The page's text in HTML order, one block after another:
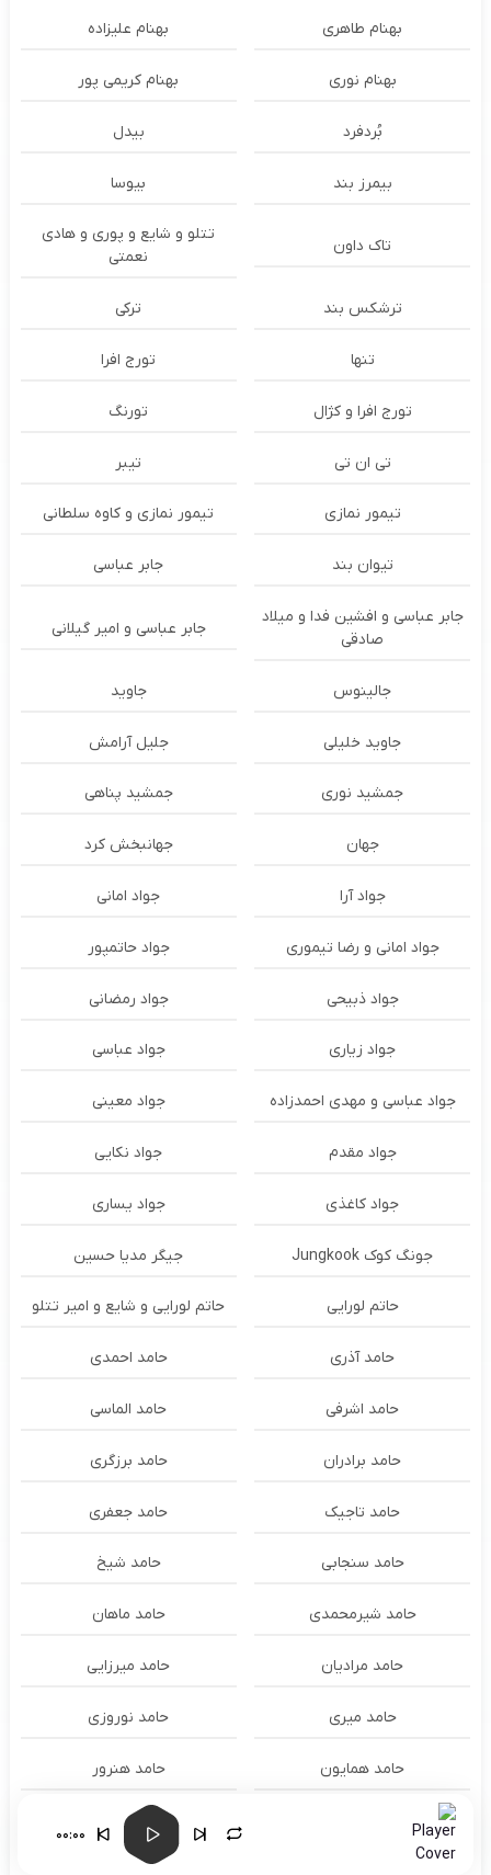
بهنام طاهری بهنام علیزاده
بهنام نوری بهنام کریمی پور
بُردفرد بیدل
بیمرز بند بیوسا
تاک داون
تتلو و شایع و پوری و هادی
نعمتی
ترشكس بند ترکی
تنها تورج افرا
تورج افرا و کژال تورنگ
تی ان تی تیبر
تیمور نمازی تیمور نمازی و کاوه سلطانی
تیوان بند جابر عباسی
جابر عباسی و افشین فدا و میلاد
صادقی
جابر عباسی و امیر گیلانی
جالینوس جاوید
جاوید خلیلی جلیل آرامش
جمشید نوری جمشید پناهی
جهان جهانبخش کرد
جواد آرا جواد امانی
جواد امانی و رضا تیموری جواد حاتمپور
جواد ذبیحی جواد رمضانی
جواد زیاری جواد عباسی
جواد عباسی و مهدی احمدزاده جواد معینی
جواد مقدم جواد نکایی
جواد کاغذی جواد یساری
جونگ کوک Jungkook جیگر مدیا حسین
حاتم لورایی حاتم لورایی و شایع و امیر تتلو
حامد آذری حامد احمدی
حامد اشرفی حامد الماسی
حامد برادران حامد برزگری
حامد تاجیک حامد جعفری
حامد سنجابی حامد شیخ
حامد شیرمحمدی حامد ماهان
حامد مرادیان حامد میرزایی
حامد میری حامد نوروزی
حامد همایون حامد هنرور
حامد یوسفی
00:00